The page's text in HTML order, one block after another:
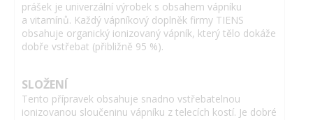
prášek je univerzální výrobek s obsahem vápníku
a vitamínů. Každý vápníkový doplněk firmy TIENS
obsahuje organický ionizovaný vápník, který tělo dokáže
dobře vstřebat (přibližně 95 %).
SLOŽENÍ
Tento přípravek obsahuje snadno vstřebatelnou
ionizovanou sloučeninu vápníku z telecích kostí. Je dobré